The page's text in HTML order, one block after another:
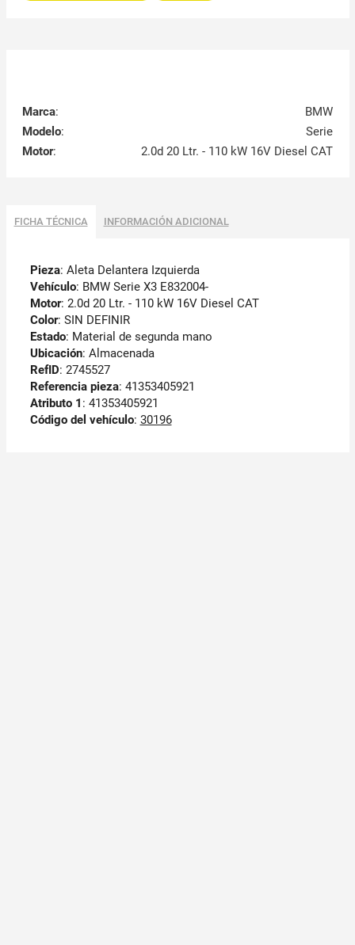
Marca:
BMW
Modelo:
Serie
Motor: 2.0d 20 Ltr. - 110 kW 16V Diesel CAT
FICHA TÉCNICA INFORMACIÓN ADICIONAL
Pieza: Aleta Delantera Izquierda
Vehículo: BMW Serie X3 E832004-
Motor: 2.0d 20 Ltr. - 110 kW 16V Diesel CAT
Color: SIN DEFINIR
Estado: Material de segunda mano
Ubicación: Almacenada
RefID: 2745527
Referencia pieza: 41353405921
Atributo 1 : 41353405921
Código del vehículo: 30196